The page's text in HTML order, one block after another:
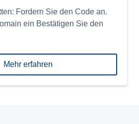
Fordern Sie den Code an.
ein Bestätigen Sie den
Mehr erfahren